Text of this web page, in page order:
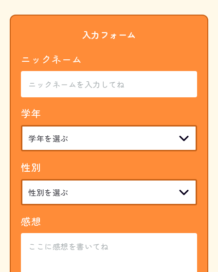
入力フォーム
ニックネーム
学年
性別
感想